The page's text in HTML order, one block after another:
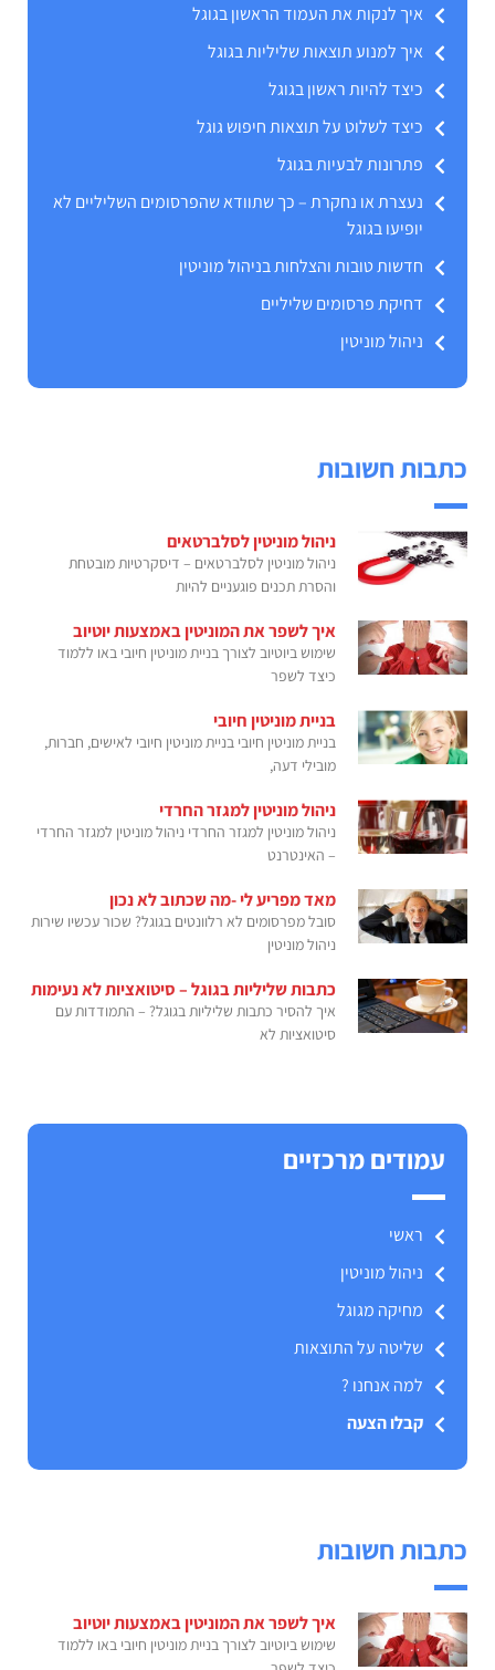
איך לנקות את העמוד הראשון בגוגל
איך למנוע תוצאות שליליות בגוגל
כיצד להיות ראשון בגוגל
כיצד לשלוט על תוצאות חיפוש גוגל
פתרונות לבעיות בגוגל
נעצרת או נחקרת – כך שתוודא שהפרסומים השליליים לא
יופיעו בגוגל
חדשות טובות והצלחות בניהול מוניטין
דחיקת פרסומים שליליים
ניהול מוניטין
כתבות חשובות
ניהול מוניטין לסלברטאים
ניהול מוניטין לסלברטאים – דיסקרטיות מובטחת
והסרת תכנים פוגעניים להיות
איך לשפר את המוניטין באמצעות יוטיוב
שימוש ביוטיוב לצורך בניית מוניטין חיובי באו ללמוד
כיצד לשפר
בניית מוניטין חיובי
בניית מוניטין חיובי בניית מוניטין חיובי לאישים, חברות,
מובילי דעה,
ניהול מוניטין למגזר החרדי
ניהול מוניטין למגזר החרדי ניהול מוניטין למגזר החרדי
– האינטרנט
מאד מפריע לי -מה שכתוב לא נכון
סובל מפרסומים לא רלוונטים בגוגל? שכור עכשיו שירות
ניהול מוניטין
כתבות שליליות בגוגל – סיטואציות לא נעימות
איך להסיר כתבות שליליות בגוגל? – התמודדות עם
סיטואציות לא
עמודים מרכזיים
ראשי
ניהול מוניטין
מחיקה מגוגל
שליטה על התוצאות
למה אנחנו ?
קבלו הצעה
כתבות חשובות
איך לשפר את המוניטין באמצעות יוטיוב
שימוש ביוטיוב לצורך בניית מוניטין חיובי באו ללמוד